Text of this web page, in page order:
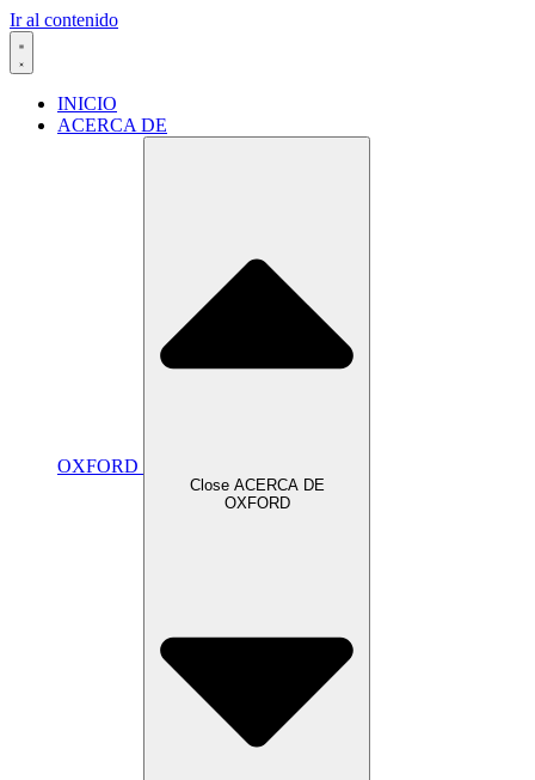
Ir al contenido
INICIO
ACERCA DE
OXFORD
Close ACERCA DE
OXFORD